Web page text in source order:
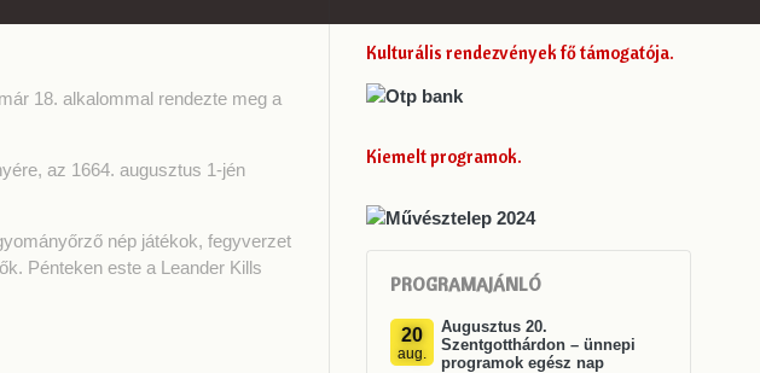
18. alkalommal rendezte meg a
az 1664. augusztus 1-jén
nép játékok, fegyverzet
Pénteken este a Leander Kills
Kulturális rendezvények fő támogatója
Kiemelt programok
PROGRAMAJÁNLÓ
20
aug.
Augusztus 20.
Szentgotthárdon – ünnepi
programok egész nap